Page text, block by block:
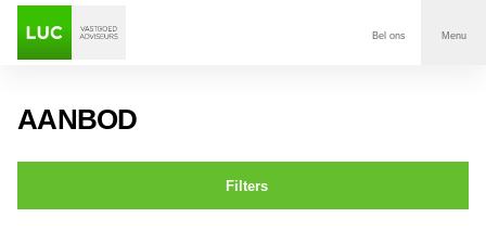
Bel ons Menu
AANBOD
Filters